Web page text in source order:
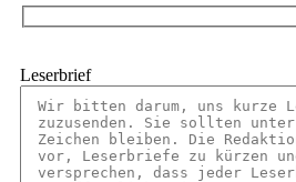
Leserbrief